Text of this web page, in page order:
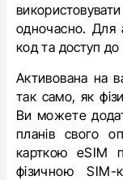
одночасно. Для
код та доступ
Активована на
так само, як
Ви можете
планів свого
карткою eSIM
фізичною